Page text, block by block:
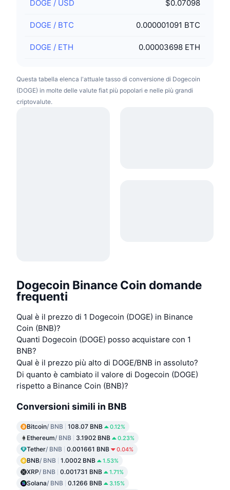
DOGE / USD $0.07098
DOGE / BTC 0.000001091 BTC
DOGE / ETH 0.00003698 ETH
Questa tabella elenca l'attuale tasso di conversione di Dogecoin
(DOGE) in molte delle valute fiat più popolari e nelle più grandi
criptovalute.
Dogecoin Binance Coin domande
frequenti
Qual è il prezzo di 1 Dogecoin (DOGE) in Binance
Coin (BNB)?
Quanti Dogecoin (DOGE) posso acquistare con 1
BNB?
Qual è il prezzo più alto di DOGE/BNB in assoluto?
Di quanto è cambiato il valore di Dogecoin (DOGE)
rispetto a Binance Coin (BNB)?
Conversioni simili in BNB
Bitcoin/ BNB 108.07 BNB 0.12%
Ethereum/ BNB 3.1902 BNB 0.23%
Tether/ BNB 0.001661 BNB 0.04%
BNB/ BNB 1.0002 BNB 1.53%
XRP/ BNB 0.001731 BNB 1.71%
Solana/ BNB 0.1266 BNB 3.15%